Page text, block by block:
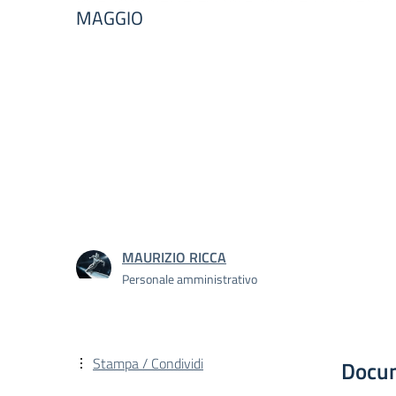
MAGGIO
MAURIZIO RICCA
Personale amministrativo
Stampa / Condividi